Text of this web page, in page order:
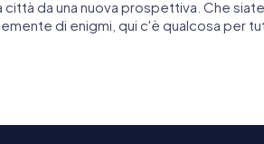
città da una nuova prospettiva. Che
di enigmi, qui c'è qualcosa per